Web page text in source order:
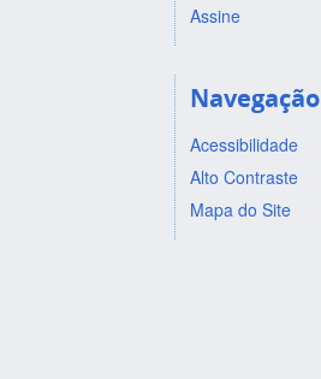
Assine
Navegação
Acessibilidade
Alto Contraste
Mapa do Site